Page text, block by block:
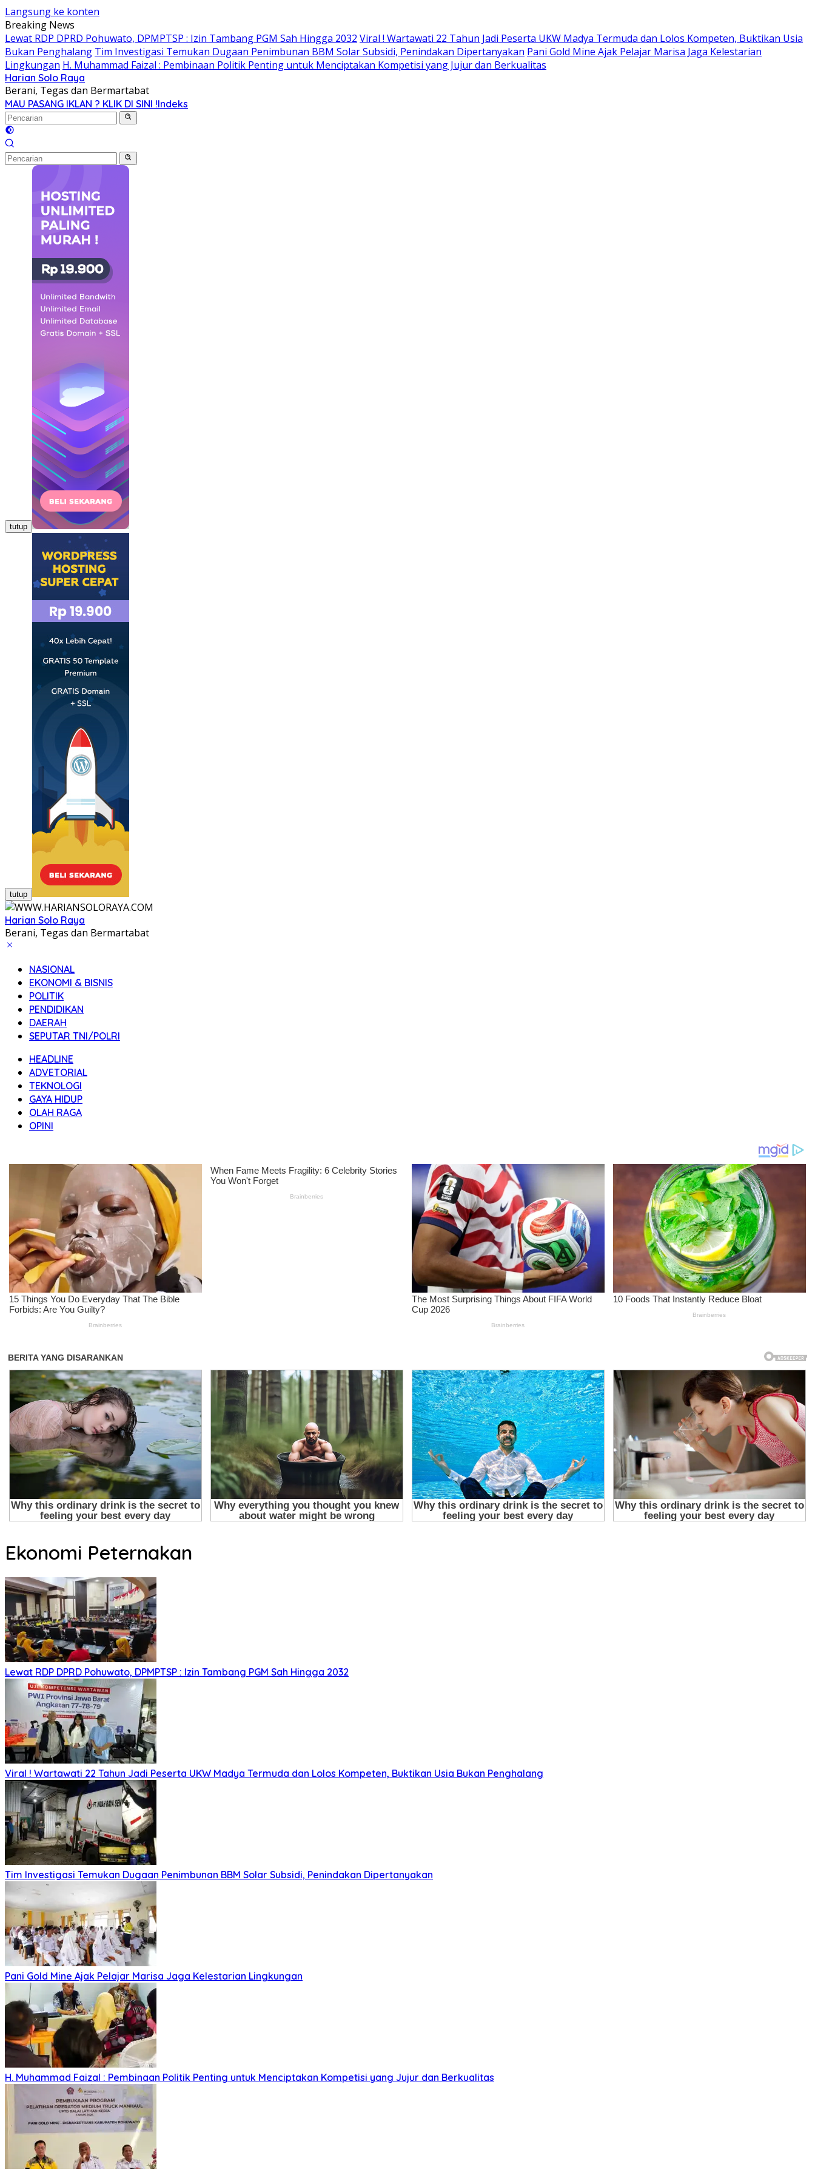
Langsung ke konten
Breaking News
Lewat RDP DPRD Pohuwato, DPMPTSP : Izin Tambang PGM Sah Hingga 2032 Viral ! Wartawati 22 Tahun Jadi Peserta UKW Madya Termuda dan Lolos Kompeten, Buktikan Usia
Bukan Penghalang Tim Investigasi Temukan Dugaan Penimbunan BBM Solar Subsidi, Penindakan Dipertanyakan Pani Gold Mine Ajak Pelajar Marisa Jaga Kelestarian
Lingkungan H. Muhammad Faizal : Pembinaan Politik Penting untuk Menciptakan Kompetisi yang Jujur dan Berkualitas
Harian Solo Raya
Berani, Tegas dan Bermartabat
MAU PASANG IKLAN ? KLIK DI SINI !Indeks
tutup
tutup
Harian Solo Raya
Berani, Tegas dan Bermartabat
NASIONAL
EKONOMI & BISNIS
POLITIK
PENDIDIKAN
DAERAH
SEPUTAR TNI/POLRI
HEADLINE
ADVETORIAL
TEKNOLOGI
GAYA HIDUP
OLAH RAGA
OPINI
Ekonomi Peternakan
Lewat RDP DPRD Pohuwato, DPMPTSP : Izin Tambang PGM Sah Hingga 2032
Viral ! Wartawati 22 Tahun Jadi Peserta UKW Madya Termuda dan Lolos Kompeten, Buktikan Usia Bukan Penghalang
Tim Investigasi Temukan Dugaan Penimbunan BBM Solar Subsidi, Penindakan Dipertanyakan
Pani Gold Mine Ajak Pelajar Marisa Jaga Kelestarian Lingkungan
H. Muhammad Faizal : Pembinaan Politik Penting untuk Menciptakan Kompetisi yang Jujur dan Berkualitas